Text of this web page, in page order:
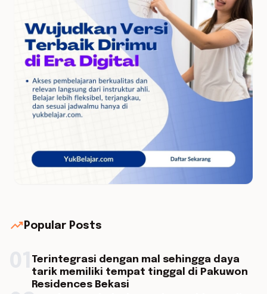
trending_up Popular Posts
Terintegrasi dengan mal sehingga daya
tarik memiliki tempat tinggal di Pakuwon
Residences Bekasi